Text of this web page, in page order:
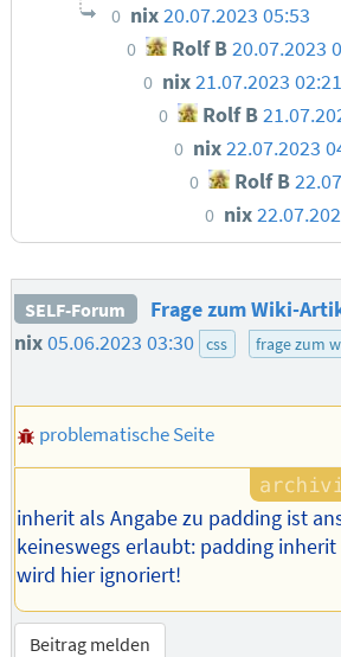
0 nix20.07.2023 05:53
0 Rolf B20.07.2023
0 nix21.07.2023 02:21
0 Rolf B
0 nix22.07.2023
0 Rolf B
0 nix
SELF-Forum
Frage zum Wiki-
nix05.06.2023 03:30 css frage zum
problematische Seite
inherit als Angabe zu padding ist
keineswegs erlaubt: padding
wird hier ignoriert!
Beitrag melden